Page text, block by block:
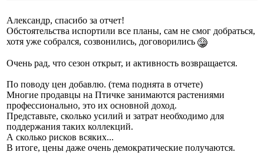
Александр, спасибо за отчет!
Обстоятельства испортили все планы, сам не смог добраться,
хотя уже собрался, созвонились, договорились
Очень рад, что сезон открыт, и активность возвращается.
По поводу цен добавлю. (тема поднята в отчете)
Многие продавцы на Птичке занимаются растениями
профессионально, это их основной доход.
Представьте, сколько усилий и затрат необходимо для
поддержания таких коллекций.
А сколько рисков всяких...
В итоге, цены даже очень демократические получаются.